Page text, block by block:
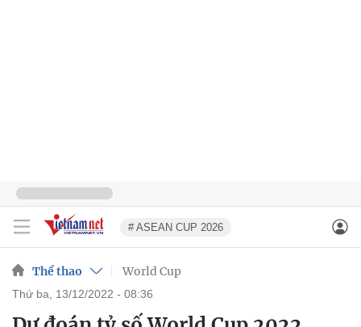
# ASEAN CUP 2026
Thể thao World Cup
thứ ba, 13/12/2022 - 08:36